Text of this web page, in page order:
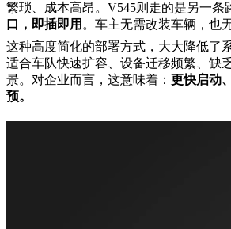
繁琐、成本高昂。 V545则走的是另一条
口，即插即用 。车主无需改装车辆，也
这种高度简化的部署方式，大大降低了
适合车队快速扩容、设备迁移频繁、缺
景。对企业而言，这意味着： 更快启动
预。